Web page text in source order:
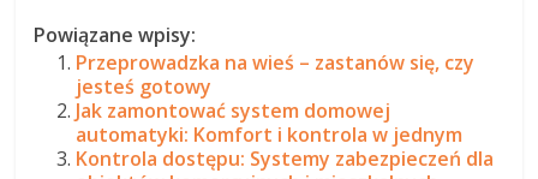
Powiązane wpisy:
Przeprowadzka na wieś – zastanów się, czy
jesteś gotowy
Jak zamontować system domowej
automatyki: Komfort i kontrola w jednym
Kontrola dostępu: Systemy zabezpieczeń dla